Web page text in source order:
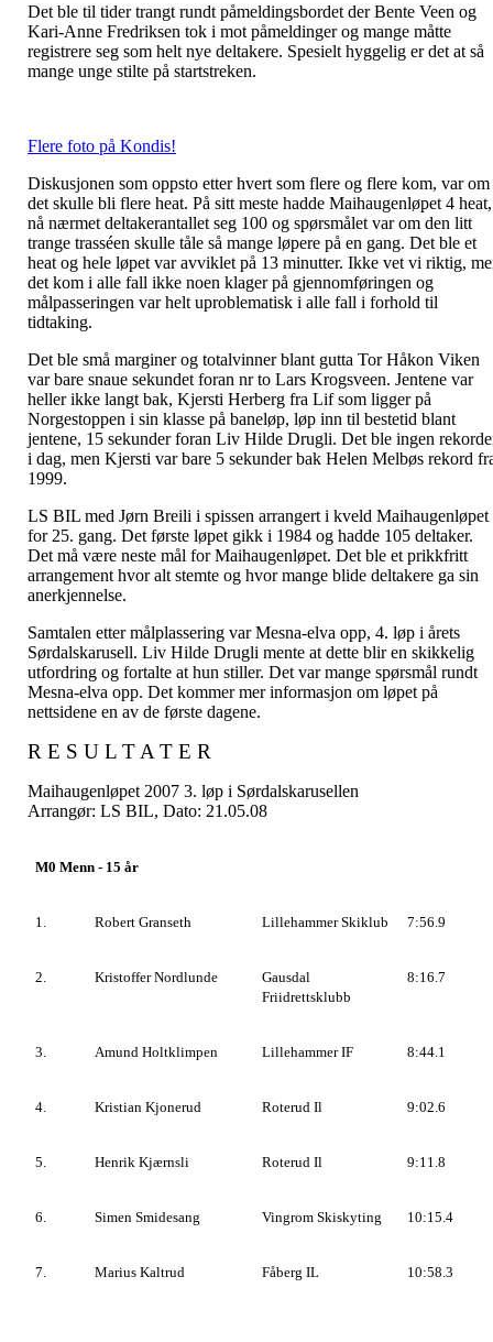
Det ble til tider trangt rundt påmeldingsbordet der Bente Veen og
Kari-Anne Fredriksen tok i mot påmeldinger og mange måtte
registrere seg som helt nye deltakere. Spesielt hyggelig er det at så
mange unge stilte på startstreken.
Flere foto på Kondis!
Diskusjonen som oppsto etter hvert som flere og flere kom, var om
det skulle bli flere heat. På sitt meste hadde Maihaugenløpet 4 heat,
nå nærmet deltakerantallet seg 100 og spørsmålet var om den litt
trange trasséen skulle tåle så mange løpere på en gang. Det ble et
heat og hele løpet var avviklet på 13 minutter. Ikke vet vi riktig,
det kom i alle fall ikke noen klager på gjennomføringen og
målpasseringen var helt uproblematisk i alle fall i forhold til
tidtaking.
Det ble små marginer og totalvinner blant gutta Tor Håkon Viken
var bare snaue sekundet foran nr to Lars Krogsveen. Jentene var
heller ikke langt bak, Kjersti Herberg fra Lif som ligger på
Norgestoppen i sin klasse på baneløp, løp inn til bestetid blant
jentene, 15 sekunder foran Liv Hilde Drugli. Det ble ingen
i dag, men Kjersti var bare 5 sekunder bak Helen Melbøs rekord
1999.
LS BIL med Jørn Breili i spissen arrangert i kveld Maihaugenløpet
for 25. gang. Det første løpet gikk i 1984 og hadde 105 deltaker.
Det må være neste mål for Maihaugenløpet. Det ble et prikkfritt
arrangement hvor alt stemte og hvor mange blide deltakere ga sin
anerkjennelse.
Samtalen etter målplassering var Mesna-elva opp, 4. løp i årets
Sørdalskarusell. Liv Hilde Drugli mente at dette blir en skikkelig
utfordring og fortalte at hun stiller. Det var mange spørsmål rundt
Mesna-elva opp. Det kommer mer informasjon om løpet på
nettsidene en av de første dagene.
R E S U L T A T E R
Maihaugenløpet 2007 3. løp i Sørdalskarusellen
Arrangør: LS BIL, Dato: 21.05.08
M0 Menn - 15 år
1. Robert Granseth Lillehammer Skiklub 7:56.9
2. Kristoffer Nordlunde
Gausdal
Friidrettsklubb
8:16.7
3. Amund Holtklimpen Lillehammer IF 8:44.1
4. Kristian Kjonerud Roterud Il 9:02.6
5. Henrik Kjærnsli Roterud Il 9:11.8
6. Simen Smidesang Vingrom Skiskyting 10:15.4
7. Marius Kaltrud Fåberg IL 10:58.3